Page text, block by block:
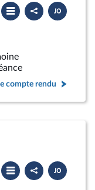
Partager
le
compte
Télécharger
le
PDF
compte rendu
Partager
le
compte
Télécharger
le
PDF